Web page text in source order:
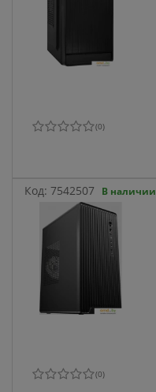
(0)
Код: 7542507 В наличии
(0)